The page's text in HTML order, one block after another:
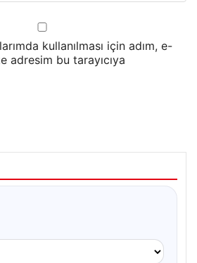
kullanılması için adım, e-
adresim bu tarayıcıya